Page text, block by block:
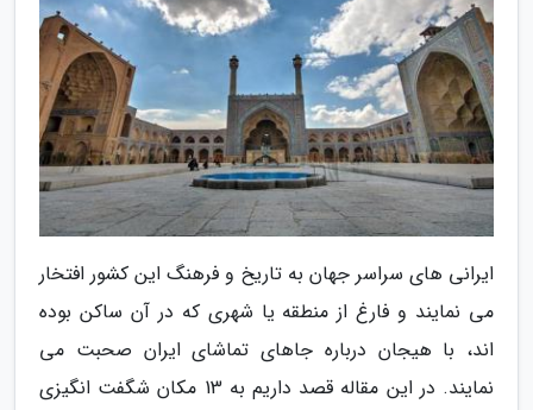
ایرانی های سراسر جهان به تاریخ و فرهنگ این کشور افتخار
می نمایند و فارغ از منطقه یا شهری که در آن ساکن بوده
اند، با هیجان درباره جاهای تماشای ایران صحبت می
نمایند. در این مقاله قصد داریم به 13 مکان شگفت انگیزی